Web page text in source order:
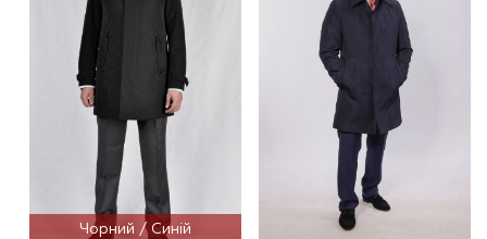
Чорний / Синій